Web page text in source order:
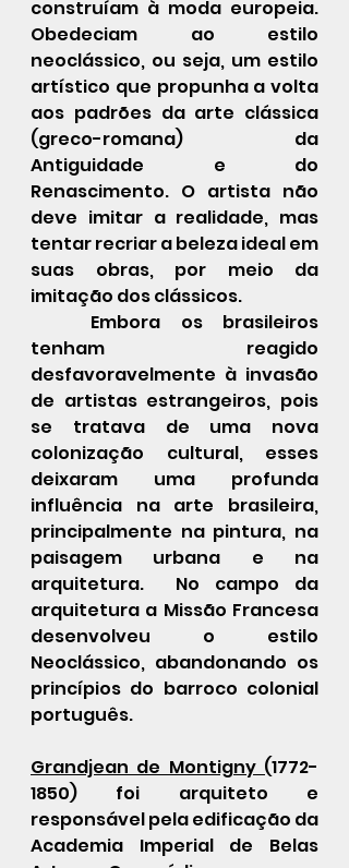
construíam à moda europeia.
Obedeciam ao estilo
neoclássico, ou seja, um estilo
artístico que propunha a volta
aos padrões da arte clássica
(greco-romana) da
Antiguidade e do
Renascimento. O artista não
deve imitar a realidade, mas
tentar recriar a beleza ideal em
suas obras, por meio da
imitação dos clássicos.
tenham reagido
desfavoravelmente à invasão
de artistas estrangeiros, pois
se tratava de uma nova
colonização cultural, esses
deixaram uma profunda
influência na arte brasileira,
principalmente na pintura, na
paisagem urbana e na
arquitetura.  No campo da
arquitetura a Missão Francesa
desenvolveu o estilo
Neoclássico, abandonando os
princípios do barroco colonial
português.
Grandjean de Montigny (1772-
1850) foi arquiteto e
responsável pela edificação da
Academia Imperial de Belas